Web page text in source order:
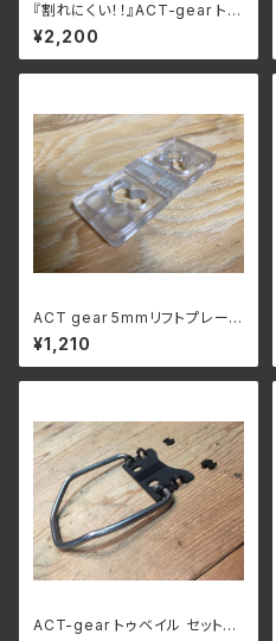
『割れにくい！！』ACT-gear トゥ
ベイル用クリップ / ブラック (5.5
mm用)
¥2,200
ACT gear 5mmリフトプレー
ト"ポリカーボネート
¥1,210
ACT-gear トゥベイル セットア